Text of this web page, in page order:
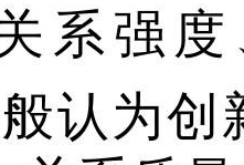
系强
般认为